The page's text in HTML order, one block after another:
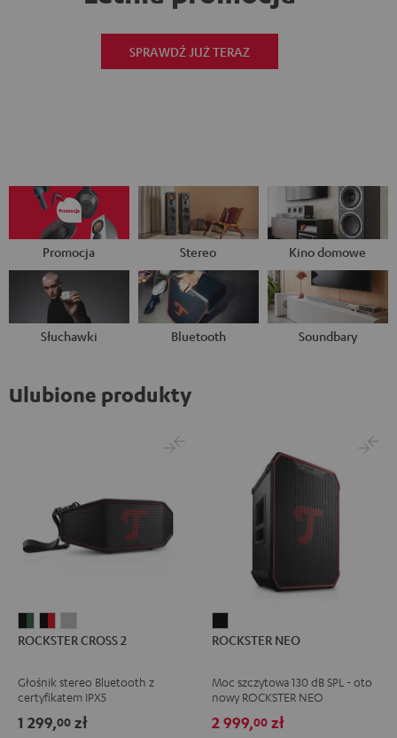
SPRAWDŹ JUŻ TERAZ
Promocja Stereo Kino domowe
Słuchawki Bluetooth Soundbary
Ulubione produkty
CROSS
Black
&
Green
CROSS
Black
&
Red
CROSS
Light
Gray
ROCKSTER CROSS 2
Głośnik stereo Bluetooth z
certyfikatem IPX5
1 299,00 zł
NEO
ROCKSTER NEO
Moc szczytowa 130 dB SPL - oto
nowy ROCKSTER NEO
2 999,00 zł